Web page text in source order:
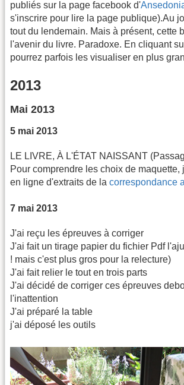
publiés sur la page facebook d'
s'inscrire pour lire la page publique).Au
tout du lendemain. Mais à présent, cette
l'avenir du livre. Paradoxe. En cliquant
pourrez parfois les visualiser en plus
2013
Mai 2013
5 mai 2013
LE LIVRE, À L'ÉTAT NAISSANT
Pour comprendre les choix de
en ligne d'extraits de la correspondance
7 mai 2013
J'ai reçu les épreuves à corriger
J'ai fait un tirage papier du fichier Pdf
! mais c'est plus gros pour la relecture)
J'ai fait relier le tout en trois parts
J'ai décidé de corriger ces épreuves
l'inattention
J'ai préparé la table
j'ai déposé les outils